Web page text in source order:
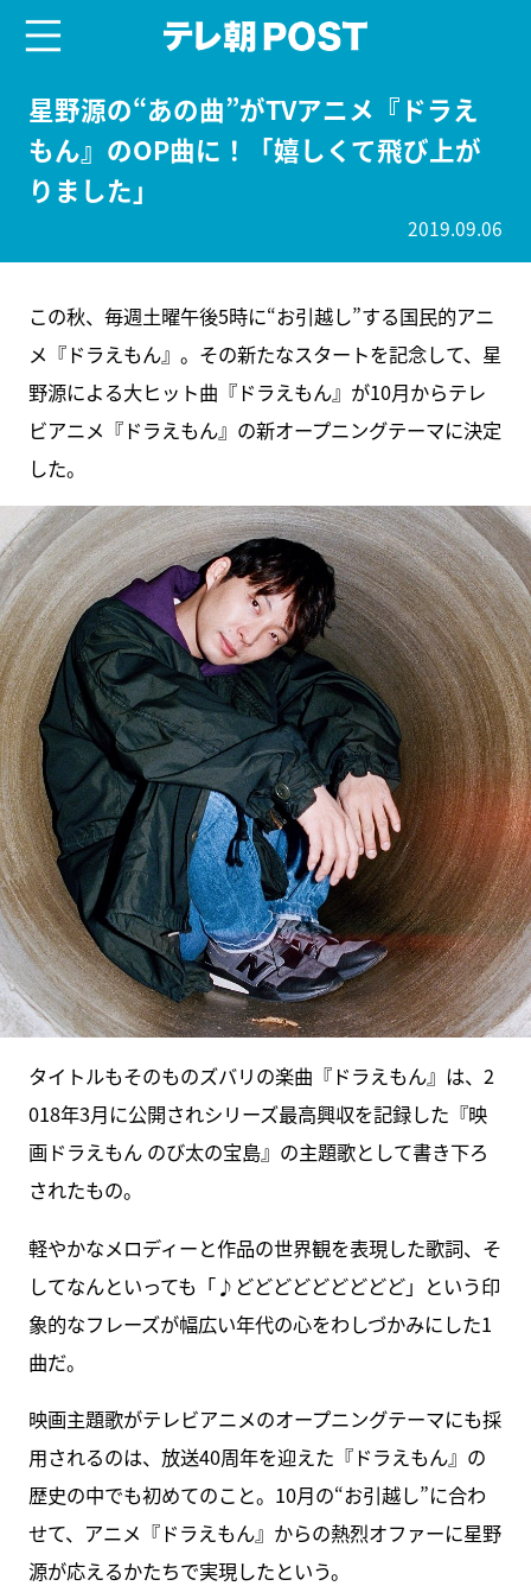
星野源の“あの曲”がTVアニメ『ドラえ
もん』のOP曲に！「嬉しくて飛び上が
りました」
2019.09.06
この秋、毎週土曜午後5時に“お引越し”する国民的アニ
メ『ドラえもん』。その新たなスタートを記念して、星
野源による大ヒット曲『ドラえもん』が10月からテレ
ビアニメ『ドラえもん』の新オープニングテーマに決定
した。
タイトルもそのものズバリの楽曲『ドラえもん』は、2
018年3月に公開されシリーズ最高興収を記録した『映
画ドラえもん のび太の宝島』の主題歌として書き下ろ
されたもの。
軽やかなメロディーと作品の世界観を表現した歌詞、そ
してなんといっても「♪どどどどどどどどど」という印
象的なフレーズが幅広い年代の心をわしづかみにした1
曲だ。
映画主題歌がテレビアニメのオープニングテーマにも採
用されるのは、放送40周年を迎えた『ドラえもん』の
歴史の中でも初めてのこと。10月の“お引越し”に合わ
せて、アニメ『ドラえもん』からの熱烈オファーに星野
源が応えるかたちで実現したという。